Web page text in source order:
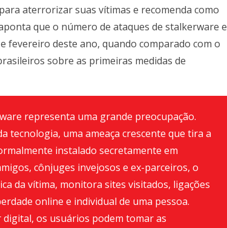
aterrorizar suas vítimas e recomenda como
que o número de ataques de stalkerware e
fevereiro deste ano, quando comparado com o
sobre as primeiras medidas de
representa uma grande preocupação.
tecnologia, uma ameaça crescente que tira a
instalado secretamente em
cônjuges invejosos e ex-parceiros, o
da vítima, monitora sites visitados, ligações
online e individual de uma pessoa.
os usuários podem tomar as